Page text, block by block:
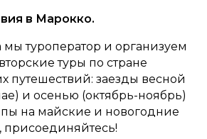
в Марокко.
мы туроператор и организуем
туры по стране
путешествий: заезды весной
и осенью (октябрь-ноябрь)
на майские и новогодние
присоединяйтесь!